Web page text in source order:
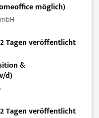
möglich)
Tagen veröffentlicht
&
d)
Tagen veröffentlicht